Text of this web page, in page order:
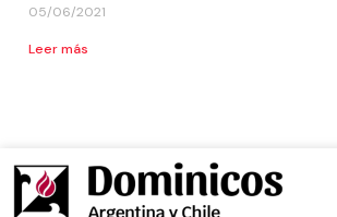
05/06/2021
Leer más